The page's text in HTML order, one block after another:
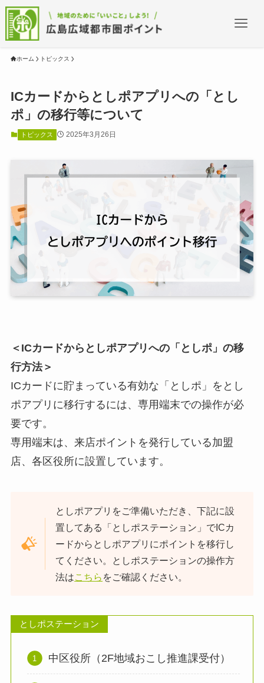
ホーム トピックス
ICカードからとしポアプリへの「とし
ポ」の移行等について
トピックス 2025年3月26日
＜ICカードからとしポアプリへの「としポ」の移
行方法＞
ICカードに貯まっている有効な「としポ」をとし
ポアプリに移行するには、専用端末での操作が必
要です。
専用端末は、来店ポイントを発行している加盟
店、各区役所に設置しています。
としポアプリをご準備いただき、下記に設
置してある「としポステーション」でICカ
ードからとしポアプリにポイントを移行し
てください。としポステーションの操作方
法はこちら をご確認ください。
としポステーション
中区役所（2F地域おこし推進課受付）